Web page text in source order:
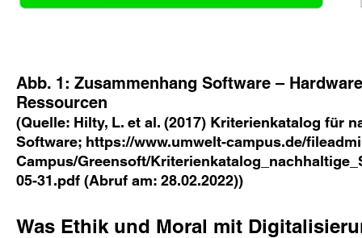
Abb. 1: Zusammenhang Software –
Ressourcen
(Quelle: Hilty, L. et al. (2017) Kriterienkatalog für
Software; https://www.umwelt-campus.de/
Campus/Greensoft/
05-31.pdf (Abruf am: 28.02.2022))
Was Ethik und Moral mit